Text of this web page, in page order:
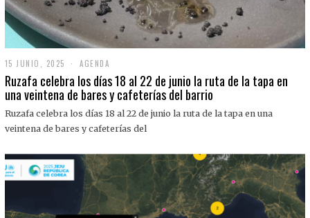
15 JUNIO, 2025
J
U
I
O
0
2
5
AGENDA
Ruzafa celebra los días 18 al 22 de junio la ruta de la tapa en
una veintena de bares y cafeterías del barrio
Ruzafa celebra los días 18 al 22 de junio la ruta de la tapa en una
veintena de bares y cafeterías del